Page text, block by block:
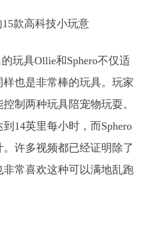
玩具Ollie和Sphero不仅适
也是非常棒的玩具。玩家
制两种玩具陪宠物玩耍。
14英里每小时，而Sphero
许多视频都已经证明除了
常喜欢这种可以满地乱跑